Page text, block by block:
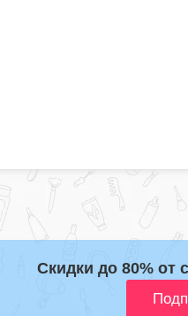
Скидки до 80% от